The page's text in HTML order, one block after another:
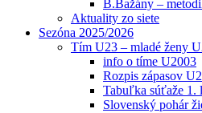
B.Bažány –
Aktuality zo siete
Sezóna 2025/2026
Tím U23 – mladé ženy
info o tíme U2003
Rozpis zápasov
Tabuľka súťaže 1.
Slovenský pohár